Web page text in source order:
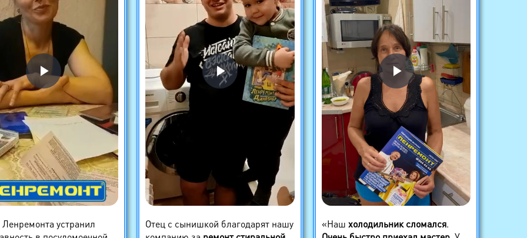
устранил
Отец с сынишкой благодарят нашу
«Наш холодильник сломался.